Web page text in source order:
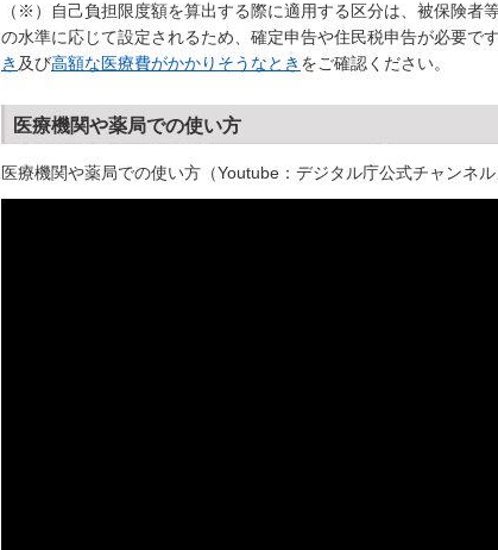
（※）自己負担限度額を算出する際に適用する区分は、被保険者
の水準に応じて設定されるため、確定申告や住民税申告が必要で
き 及び高額な医療費がかかりそうなとき をご確認ください。
医療機関や薬局での使い方
医療機関や薬局での使い方（Youtube：デジタル庁公式チャンネル